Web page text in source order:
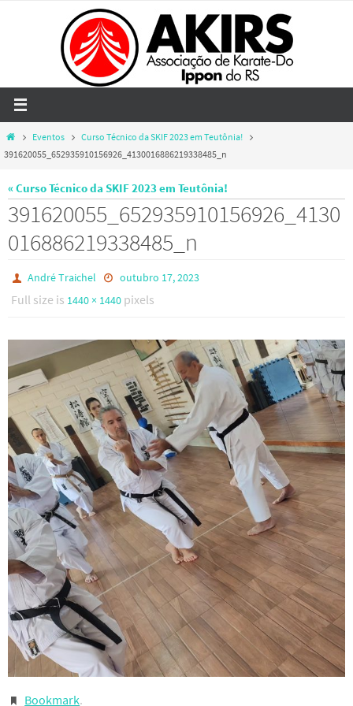
HomeEventos
Curso Técnico da SKIF 2023 em Teutônia!
391620055_652935910156926_4130016886219338485_n
« Curso Técnico da SKIF 2023 em Teutônia!
391620055_652935910156926_4130
016886219338485_n
André Traichel outubro 17, 2023
Full size is 1440 × 1440 pixels
Bookmark.